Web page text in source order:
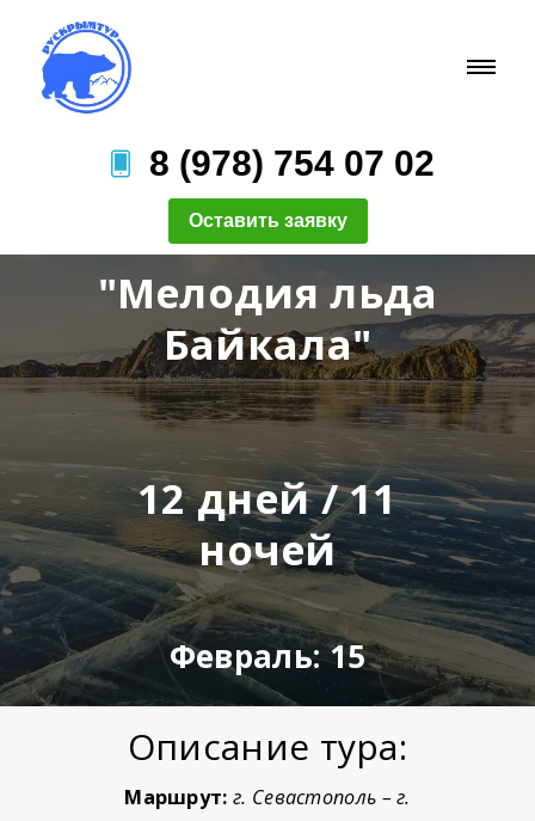
8 (978) 754 07 02
Оставить заявку
"Мелодия льда
Байкала"
12 дней / 11
ночей
Февраль: 15
Описание тура:
Маршрут: г. Севастополь – г.